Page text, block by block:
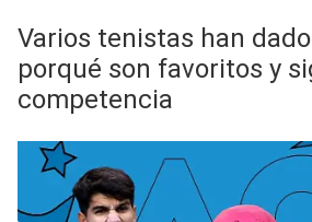
Varios tenistas han
porqué son favoritos y
competencia